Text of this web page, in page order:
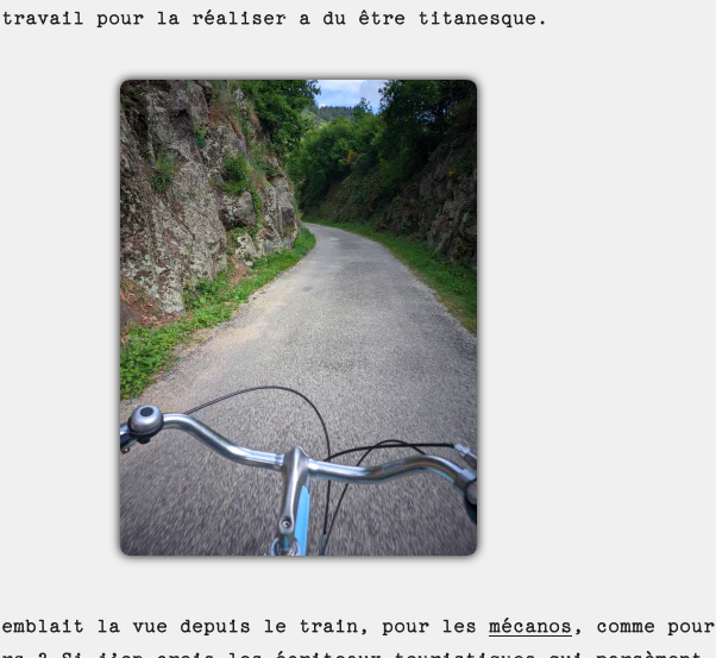
travail pour la réaliser a du être titanesque.
la vue depuis le train, pour les mécanos , comme pour